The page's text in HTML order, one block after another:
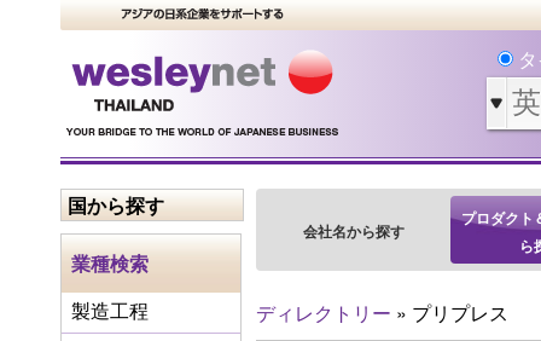
国から探す
業種検索
製造工程
会社名から探す
プロダクト
ら
ディレクトリー » プリプレス